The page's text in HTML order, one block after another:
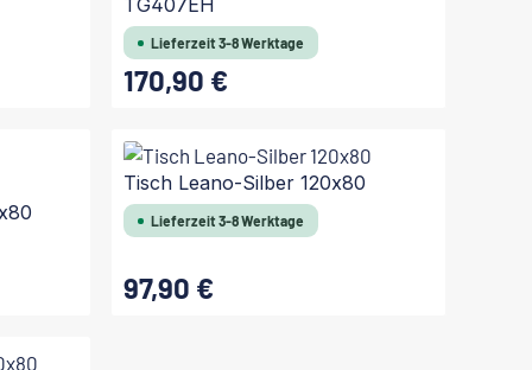
TG407EH
Lieferzeit 3-8 Werktage
Regulärer Preis:
170,90 €
In den Warenkorb
Tisch Leano-Silber 120x80
Lieferzeit 3-8 Werktage
Regulärer Preis:
97,90 €